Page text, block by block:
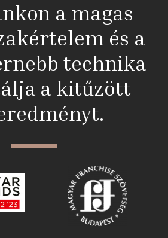
a magas
és a
technika
a kitűzött